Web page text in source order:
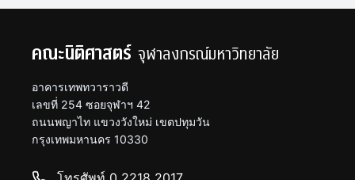
คณะนิติศาสตร์ จุฬาลงกรณ์มหาวิทยาลัย
อาคารเทพทวาราวดี
เลขที่ 254 ซอยจุฬาฯ 42
ถนนพญาไท แขวงวังใหม่ เขตปทุมวัน
กรุงเทพมหานคร 10330